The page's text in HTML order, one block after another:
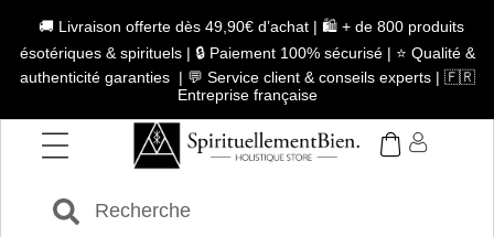
🚚 Livraison offerte dès 49,90€ d’achat | 🛍️ + de 800 produits
ésotériques & spirituels | 🔒 Paiement 100% sécurisé | ⭐ Qualité &
authenticité garanties | 💬 Service client & conseils experts | 🇫🇷
Entreprise française